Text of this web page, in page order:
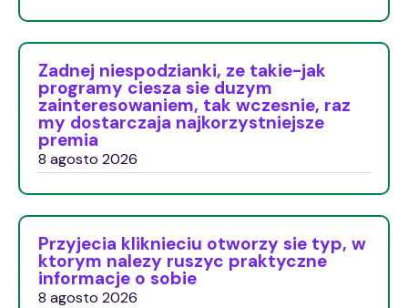
Zadnej niespodzianki, ze takie-jak
programy ciesza sie duzym
zainteresowaniem, tak wczesnie, raz
my dostarczaja najkorzystniejsze
premia
8 agosto 2026
Przyjecia kliknieciu otworzy sie typ, w
ktorym nalezy ruszyc praktyczne
informacje o sobie
8 agosto 2026